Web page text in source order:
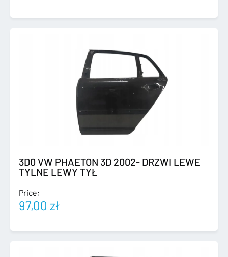
3D0 VW PHAETON 3D 2002- DRZWI LEWE
TYLNE LEWY TYŁ
Price:
97,00 zł